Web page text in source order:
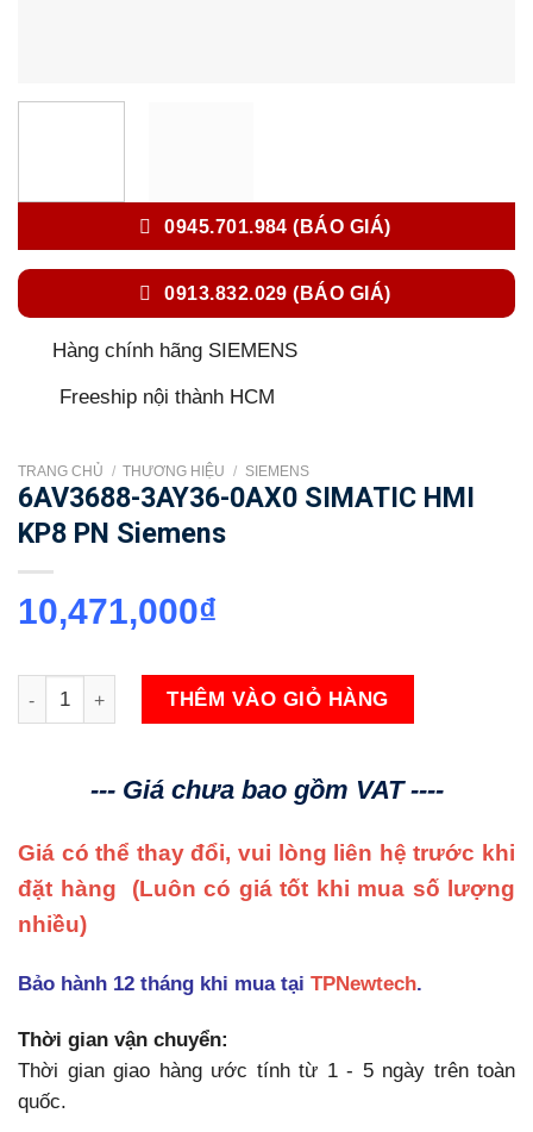
0945.701.984 (BÁO GIÁ)
0913.832.029 (BÁO GIÁ)
Hàng chính hãng SIEMENS
Freeship nội thành HCM
TRANG CHỦ / THƯƠNG HIỆU / SIEMENS
6AV3688-3AY36-0AX0 SIMATIC HMI
KP8 PN Siemens
10,471,000₫
6AV3688-3AY36-0AX0 SIMATIC HMI KP8 PN Siemens số
THÊM VÀO GIỎ HÀNG
--- Giá chưa bao gồm VAT ----
Giá có thể thay đổi, vui lòng liên hệ trước khi
đặt hàng (Luôn có giá tốt khi mua số lượng
nhiều)
Bảo hành 12 tháng khi mua tại TPNewtech.
Thời gian vận chuyển:
Thời gian giao hàng ước tính từ 1 - 5 ngày trên toàn
quốc.